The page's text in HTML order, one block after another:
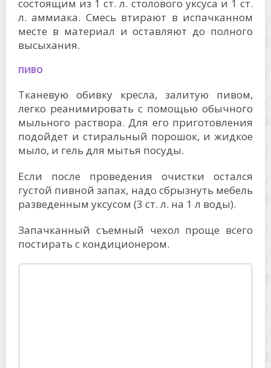
состоящим из 1 ст. л. столового уксуса и 1 ст.
л. аммиака. Смесь втирают в испачканном
месте в материал и оставляют до полного
высыхания.
ПИВО
Тканевую обивку кресла, залитую пивом,
легко реанимировать с помощью обычного
мыльного раствора. Для его приготовления
подойдет и стиральный порошок, и жидкое
мыло, и гель для мытья посуды.
Если после проведения очистки остался
густой пивной запах, надо сбрызнуть мебель
разведенным уксусом (3 ст. л. на 1 л воды).
Запачканный съемный чехол проще всего
постирать с кондиционером.